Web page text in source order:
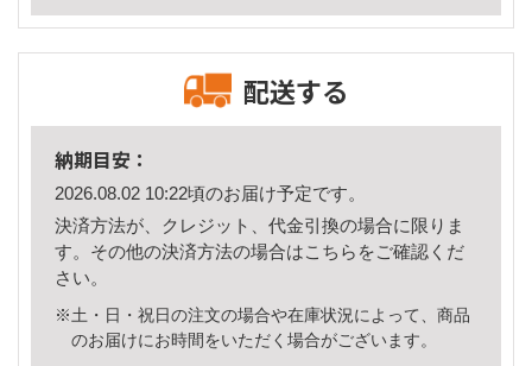
配送する
納期目安：
2026.08.02 10:22頃のお届け予定です。
決済方法が、クレジット、代金引換の場合に限りま
す。その他の決済方法の場合はこちら をご確認くだ
さい。
※土・日・祝日の注文の場合や在庫状況によって、商品
のお届けにお時間をいただく場合がございます。